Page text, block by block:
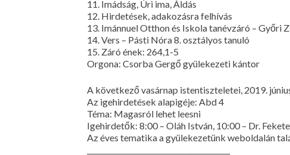
11. Imádság, Úri ima, Áldás
12. Hirdetések, adakozásra felhívás
13. Imánnuel Otthon és Iskola tanévzáró – Győri
14. Vers – Pásti Nóra 8. osztályos tanuló
15. Záró ének: 264,1-5
Orgona: Csorba Gergő gyülekezeti kántor
A következő vasárnap istentiszteletei, 2019.
Az igehirdetések alapigéje: Abd 4
Téma: Magasról lehet leesni
Igehirdetők: 8:00 – Oláh István, 10:00 – Dr.
Az éves tematika a gyülekezetünk weboldalán